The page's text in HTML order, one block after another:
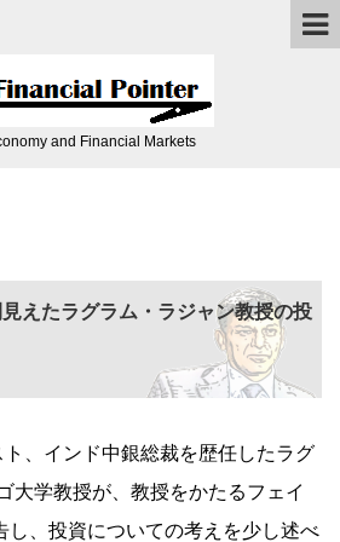
and Financial Markets
えたラグラム・ラジャン教授の投
、インド中銀総裁を歴任したラグ
大学教授が、教授をかたるフェイ
し、投資についての考えを少し述べ